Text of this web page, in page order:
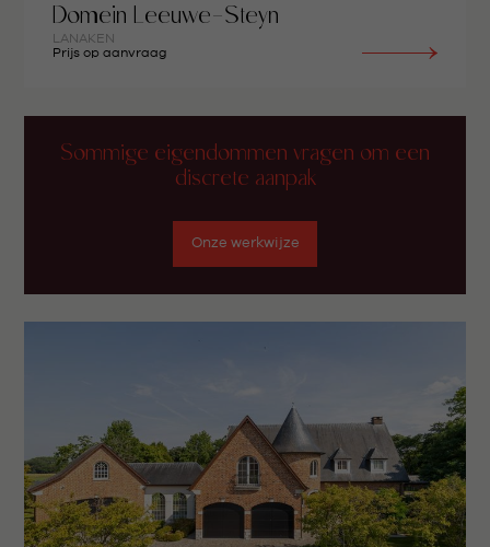
Domein Leeuwe-Steyn
LANAKEN
Prijs op aanvraag
Sommige eigendommen vragen om een
discrete aanpak
Onze werkwijze